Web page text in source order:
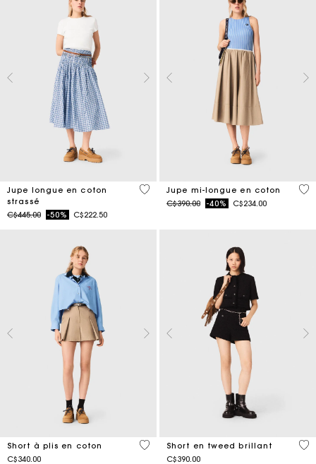
Jupe longue en coton
strassé
Price reduced from
C$445.00to-50% C$222.50
4,5 out of 5 Customer Rating
Jupe mi-longue en coton
Price reduced from
C$390.00to-40% C$234.00
5
Short à plis en coton
C$340.00
4,1 out of 5 Customer Rating
Short en tweed brillant
C$390.00
4,5